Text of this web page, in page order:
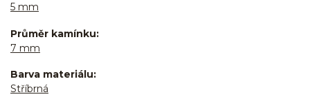
5 mm
Průměr kamínku
7 mm
Barva materiálu
Stříbrná